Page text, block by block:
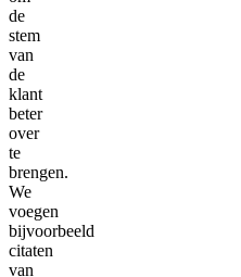
de
stem
van
de
klant
beter
over
te
brengen.
We
voegen
bijvoorbeeld
citaten
van